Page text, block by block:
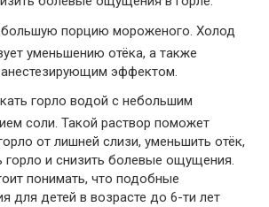
порцию мороженого. Холод
уменьшению отёка, а также
эффектом.
горло водой с небольшим
соли. Такой раствор поможет
от лишней слизи, уменьшить отёк,
горло и снизить болевые ощущения.
понимать, что подобные
для детей в возрасте до 6-ти лет